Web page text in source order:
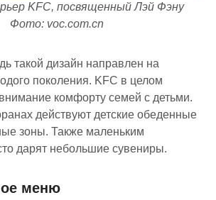
KFC, посвященный Лэй Фэну
Фото: voc.com.cn
такой дизайн направлен на
поколения. KFC в целом
комфорту семей с детьми.
действуют детские обеденные
зоны. Также маленьким
дарят небольшие сувениры.
меню